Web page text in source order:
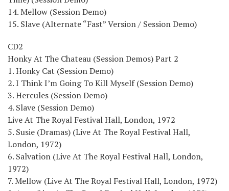
14. Mellow (Session Demo)
15. Slave (Alternate “Fast” Version / Session Demo)
CD2
Honky At The Chateau (Session Demos) Part 2
1. Honky Cat (Session Demo)
2. I Think I’m Going To Kill Myself (Session Demo)
3. Hercules (Session Demo)
4. Slave (Session Demo)
Live At The Royal Festival Hall, London, 1972
5. Susie (Dramas) (Live At The Royal Festival Hall,
London, 1972)
6. Salvation (Live At The Royal Festival Hall, London,
1972)
7. Mellow (Live At The Royal Festival Hall, London, 1972)